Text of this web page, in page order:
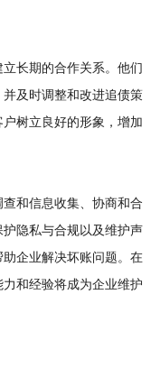
长期的合作关系。他们
及时调整和改进追债策
树立良好的形象，增加
和信息收集、协商和合
隐私与合规以及维护声
企业解决坏账问题。在
和经验将成为企业维护